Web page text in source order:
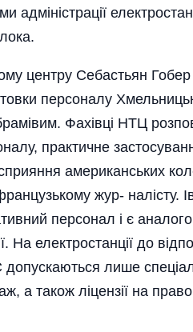
адміністрації
центру Себастьян Гобер
персоналу
Фахівці НТЦ
практичне
американських
жур- на­лісту.
персонал і є
На електро­станції до
лише
а також ліцензії на